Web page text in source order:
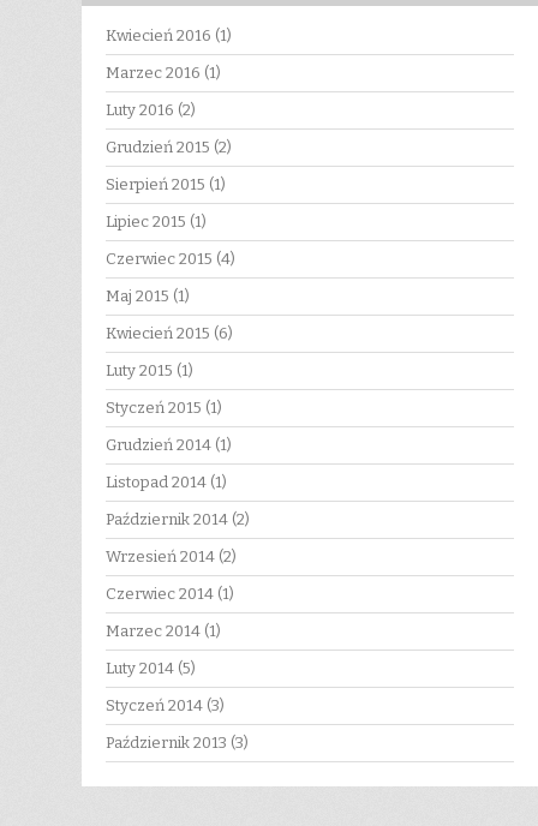
Kwiecień 2016 (1)
Marzec 2016 (1)
Luty 2016 (2)
Grudzień 2015 (2)
Sierpień 2015 (1)
Lipiec 2015 (1)
Czerwiec 2015 (4)
Maj 2015 (1)
Kwiecień 2015 (6)
Luty 2015 (1)
Styczeń 2015 (1)
Grudzień 2014 (1)
Listopad 2014 (1)
Październik 2014 (2)
Wrzesień 2014 (2)
Czerwiec 2014 (1)
Marzec 2014 (1)
Luty 2014 (5)
Styczeń 2014 (3)
Październik 2013 (3)